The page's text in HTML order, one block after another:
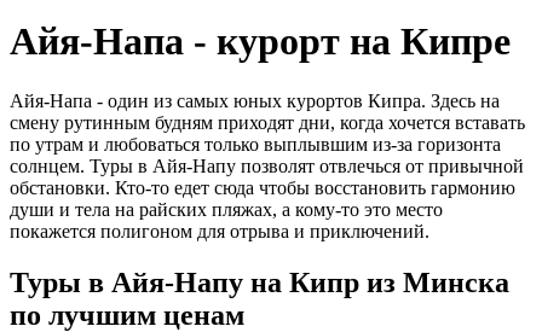
Айя-Напа - курорт на Кипре
Айя-Напа - один из самых юных курортов Кипра. Здесь на
смену рутинным будням приходят дни, когда хочется вставать
по утрам и любоваться только выплывшим из-за горизонта
солнцем. Туры в Айя-Напу позволят отвлечься от привычной
обстановки. Кто-то едет сюда чтобы восстановить гармонию
души и тела на райских пляжах, а кому-то это место
покажется полигоном для отрыва и приключений.
Туры в Айя-Напу на Кипр из Минска
по лучшим ценам